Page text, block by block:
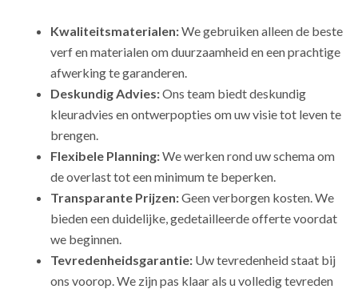
Kwaliteitsmaterialen:We gebruiken alleen de beste
verf en materialen om duurzaamheid en een prachtige
afwerking te garanderen.
Deskundig Advies:Ons team biedt deskundig
kleuradvies en ontwerpopties om uw visie tot leven te
brengen.
Flexibele Planning:We werken rond uw schema om
de overlast tot een minimum te beperken.
Transparante Prijzen:Geen verborgen kosten. We
bieden een duidelijke, gedetailleerde offerte voordat
we beginnen.
Tevredenheidsgarantie: Uw tevredenheid staat bij
ons voorop. We zijn pas klaar als u volledig tevreden